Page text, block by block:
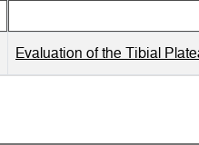
Evaluation of the Tibial